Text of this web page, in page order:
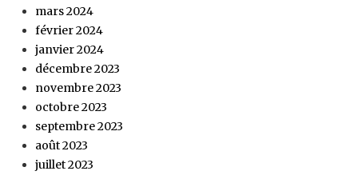
mars 2024
février 2024
janvier 2024
décembre 2023
novembre 2023
octobre 2023
septembre 2023
août 2023
juillet 2023